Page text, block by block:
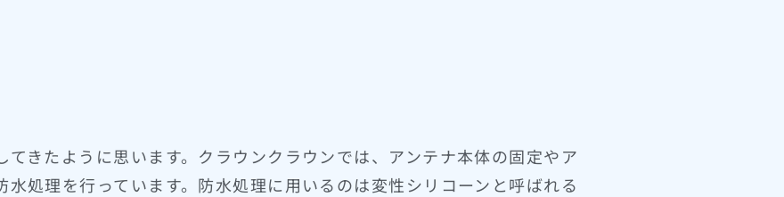
きたように思います。クラウンクラウンでは、アンテナ本体の固定やア
処理を行っています。防水処理に用いるのは変性シリコーンと呼ばれる